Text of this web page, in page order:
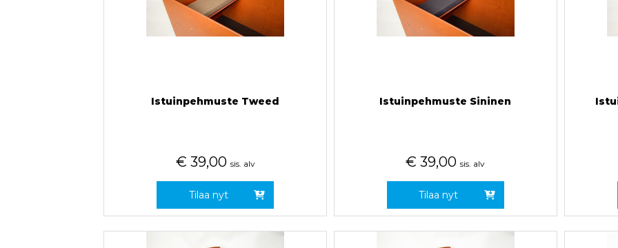
Istuinpehmuste Tweed
€ 39,00 sis. alv
Tilaa nyt
Istuinpehmuste Sininen
€ 39,00 sis. alv
Tilaa nyt